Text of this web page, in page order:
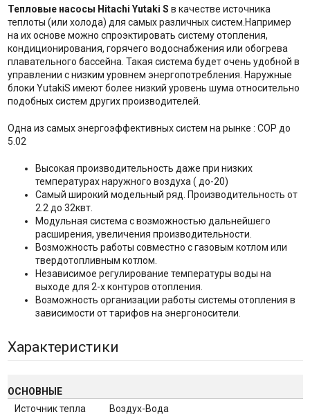
Тепловые насосы Hitachi Yutaki S в качестве источника
теплоты (или холода) для самых различных систем.Например
на их основе можно спроэктировать систему отопления,
кондиционирования, горячего водоснабжения или обогрева
плавательного бассейна. Такая система будет очень удобной в
управлении с низким уровнем энергопотребления. Наружные
блоки YutakiS имеют более низкий уровень шума относительно
подобных систем других производителей.
Одна из самых энергоэффективных систем на рынке : СОР до
5.02
Высокая производительность даже при низких
температурах наружного воздуха ( до-20)
Самый широкий модельный ряд. Производительность от
2.2 до 32квт.
Модульная система с возможностью дальнейшего
расширения, увеличения производительности.
Возможность работы совместно с газовым котлом или
твердотопливным котлом.
Независимое регулирование температуры воды на
выходе для 2-х контуров отопления.
Возможность организации работы системы отопления в
зависимости от тарифов на энергоносители.
Характеристики
ОСНОВНЫЕ
Источник тепла
Воздух-Вода